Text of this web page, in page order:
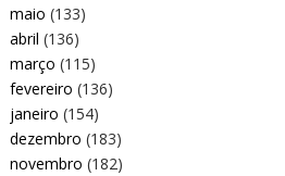
maio (133)
abril (136)
março (115)
fevereiro (136)
janeiro (154)
dezembro (183)
novembro (182)